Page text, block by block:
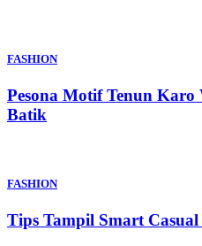
FASHION
Pesona Motif Tenun
Batik
FASHION
Tips Tampil Smart